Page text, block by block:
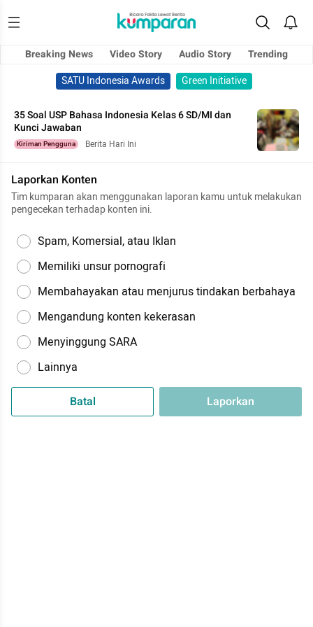
Breaking News Video Story Audio Story
Trending
SATU Indonesia Awards
Green Initiative
35 Soal USP Bahasa Indonesia Kelas 6 SD/MI dan
Kunci Jawaban
Kiriman Pengguna Berita Hari Ini
Laporkan Konten
Tim kumparan akan menggunakan laporan kamu untuk melakukan
pengecekan terhadap konten ini.
Spam, Komersial, atau Iklan
Memiliki unsur pornografi
Membahayakan atau menjurus tindakan berbahaya
Mengandung konten kekerasan
Menyinggung SARA
Lainnya
Batal Laporkan